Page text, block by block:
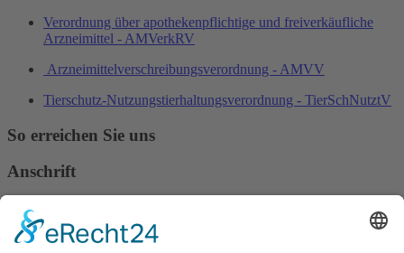
Verordnung über apothekenpflichtige und freiverkäufliche
Arzneimittel - AMVerkRV
Arzneimittelverschreibungsverordnung - AMVV
Tierschutz-Nutzungstierhaltungsverordnung - TierSchNutztV
So erreichen Sie uns
Anschrift
Verband Deutscher Tierheilpraktiker e.V.
Verbandsverwaltung
Am Rosenbraken 12